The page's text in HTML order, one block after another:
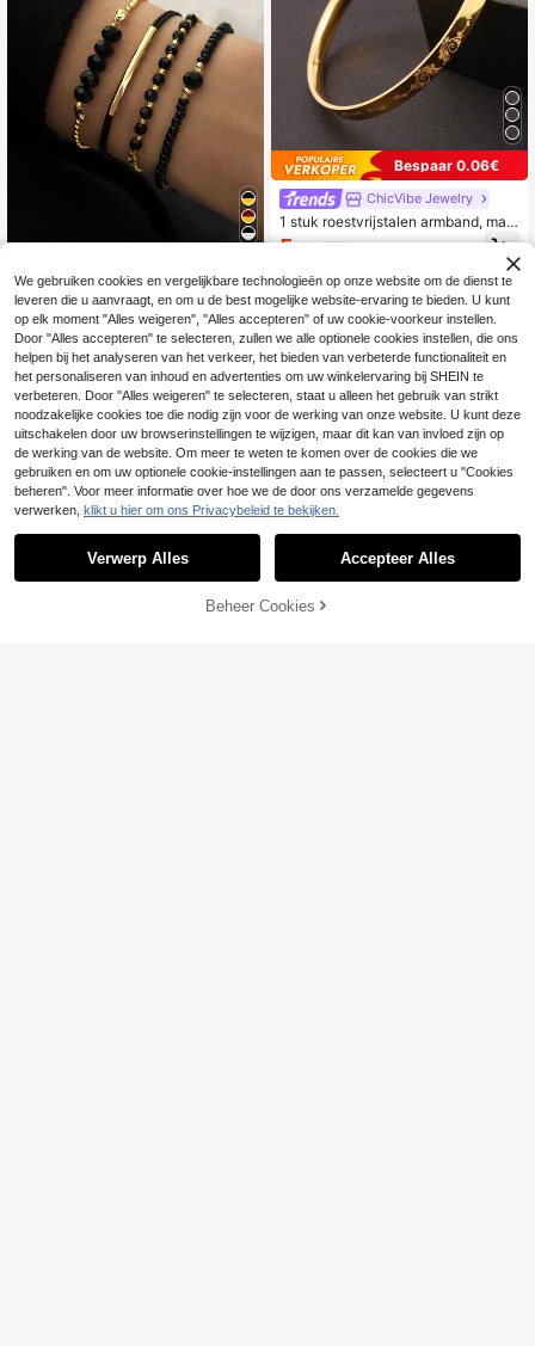
Set van 4 modieuze handgemaakte
armbanden met zwarte kristallen, e
en prachtig sieraadcadeau, perfect
voor vrouwen om te dragen tijdens
vakanties en feestjes.
4 .24€4.28€
Bespaar 0.06€
ChicVibe Jewelry
1 stuk roestvrijstalen armband, mat
eriaal onschadelijk voor het lichaa
m, tijdloos klassiek element, hoogw
aardige minimalistische stijl voor da
gelijks gebruik.
5
TOEVOEGEN AAN WINKELWAGEN
We gebruiken cookies en vergelijkbare technologieën op onze website om de dienst te
leveren die u aanvraagt, en om u de best mogelijke website-ervaring te bieden. U kunt
op elk moment "Alles weigeren", "Alles accepteren" of uw cookie-voorkeur instellen.
Door "Alles accepteren" te selecteren, zullen we alle optionele cookies instellen, die ons
helpen bij het analyseren van het verkeer, het bieden van verbeterde functionaliteit en
het personaliseren van inhoud en advertenties om uw winkelervaring bij SHEIN te
verbeteren. Door "Alles weigeren" te selecteren, staat u alleen het gebruik van strikt
noodzakelijke cookies toe die nodig zijn voor de werking van onze website. U kunt deze
uitschakelen door uw browserinstellingen te wijzigen, maar dit kan van invloed zijn op
de werking van de website. Om meer te weten te komen over de cookies die we
gebruiken en om uw optionele cookie-instellingen aan te passen, selecteert u "Cookies
beheren". Voor meer informatie over hoe we de door ons verzamelde gegevens
verwerken, klikt u hier om ons Privacybeleid te bekijken.
Verwerp Alles Accepteer Alles
Beheer Cookies